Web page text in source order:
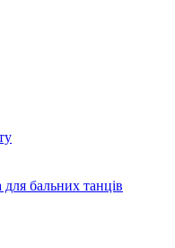
бальних танців